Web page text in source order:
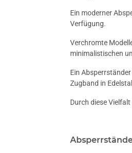
Ein moderner
Verfügung.
Verchromte
minimalistischen
Ein
Zugband in
Durch diese